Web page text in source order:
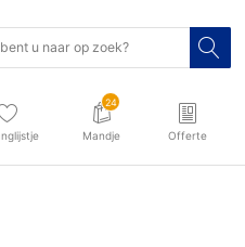
24
Mandje Offerte